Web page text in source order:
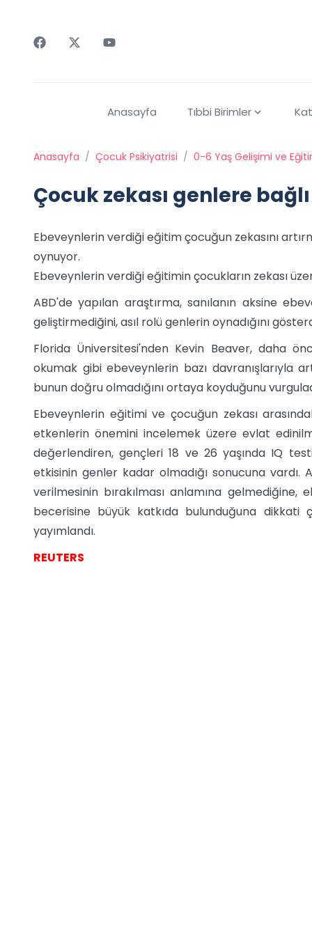
Anasayfa Tıbbi Birimler
Anasayfa / Çocuk Psikiyatrisi / 0-6 Yaş Gelişimi ve
Çocuk zekası genlere bağlı
Ebeveynlerin verdiği eğitim çocuğun zekasını
oynuyor.
Ebeveynlerin verdiği eğitimin çocukların zekası
ABD'de yapılan araştırma, sanılanın aksine
geliştirmediğini, asıl rolü genlerin oynadığını
Florida Üniversitesi'nden Kevin Beaver, daha
okumak gibi ebeveynlerin bazı davranışlarıyla
bunun doğru olmadığını ortaya koyduğunu
Ebeveynlerin eğitimi ve çocuğun zekası
etkenlerin önemini incelemek üzere evlat
değerlendiren, gençleri 18 ve 26 yaşında IQ
etkisinin genler kadar olmadığı sonucuna
verilmesinin bırakılması anlamına
becerisine büyük katkıda bulunduğuna dikkati
yayımlandı.
REUTERS